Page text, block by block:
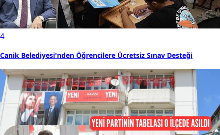
4
Canik Belediyesi'nden Öğrencilere Ücretsiz Sınav Desteği